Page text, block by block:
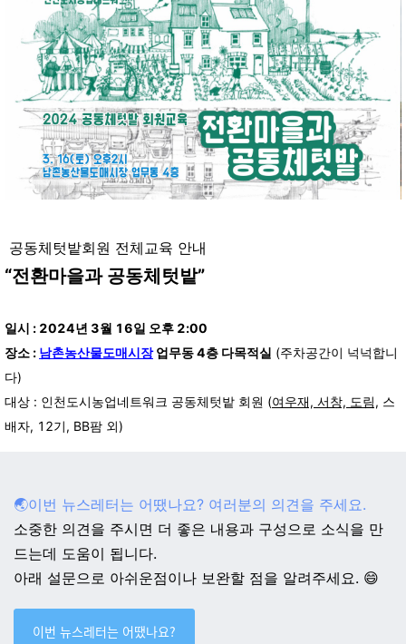
공동체텃밭회원 전체교육 안내
“전환마을과 공동체텃밭”
일시 : 2024년 3월 16일 오후 2:00
장소 : 남촌농산물도매시장업무동 4층 다목적실 (주차공간이 넉넉합니
다)
대상 : 인천도시농업네트워크 공동체텃밭 회원 (여우재, 서창, 도림, 스
배자, 12기, BB팜 외)
🌏이번 뉴스레터는 어땠나요? 여러분의 의견을 주세요.
소중한 의견을 주시면 더 좋은 내용과 구성으로 소식을 만
드는데 도움이 됩니다.
아래 설문으로 아쉬운점이나 보완할 점을 알려주세요. 😄
이번 뉴스레터는 어땠나요?